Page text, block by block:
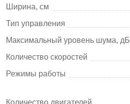
Ширина, см
Тип управления
Максимальный уровень шума, дБ
Количество скоростей
Режимы работы
Количество двигателей